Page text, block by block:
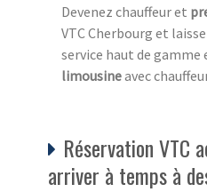
Devenez chauffeur et
VTC Cherbourg et
service haut de gamme
limousineavec
Réservation VTC
arriver à temps à